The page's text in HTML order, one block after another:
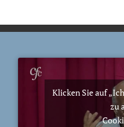
Klicken Sie auf
zu